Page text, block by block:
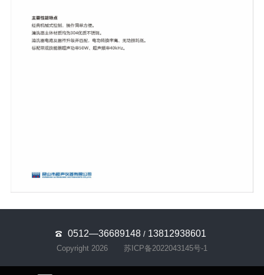
0512—36689148 / 13812938601
Copyright 2026 苏ICP备2022043145号-1